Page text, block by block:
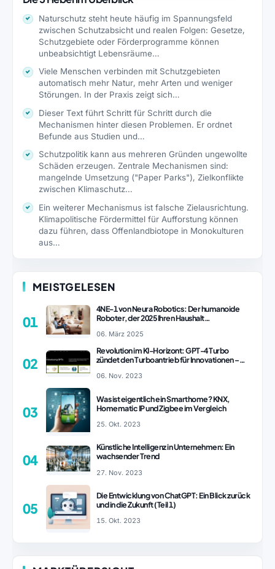
Naturschutz steht heute häufig im Spannungsfeld
zwischen Schutzabsicht und realen Folgen: Gesetze,
Schutzgebiete oder Förderprogramme können
unbeabsichtigt Lebensräume…
Viele Menschen verbinden mit Schutzgebieten
automatisch mehr Natur, mehr Arten und weniger
Störungen. In der Praxis zeigt sich…
Dieser Text führt Schritt für Schritt durch die
Mechanismen hinter diesen Problemen. Er ordnet
Befunde aus Studien und…
Schutzpolitik kann aus mehreren Gründen ungewollte
Schäden erzeugen. Zentrale Mechanismen sind:
mangelnde Umsetzung ("Paper Parks"), Zielkonflikte
zwischen Klimaschutz…
Ein weiterer Mechanismus ist falsche Zielausrichtung.
Klimapolitische Fördermittel für Aufforstung können
dazu führen, dass Offenlandbiotope in Monokulturen
aus…
MEISTGELESEN
01
4NE-1 von Neura Robotics: Der humanoide
Roboter, der 2025 Ihren Haushalt
06. März 2025
02
Revolution im KI-Horizont: GPT-4 Turbo
zündet den Turboantrieb für Innovationen –
06. Nov. 2023
03
Was ist eigentlich ein Smarthome? KNX,
Homematic IP und Zigbee im Vergleich
25. Okt. 2023
04
Künstliche Intelligenz in Unternehmen: Ein
wachsender Trend
27. Nov. 2023
05
Die Entwicklung von ChatGPT: Ein Blick zurück
und in die Zukunft (Teil 1)
15. Okt. 2023